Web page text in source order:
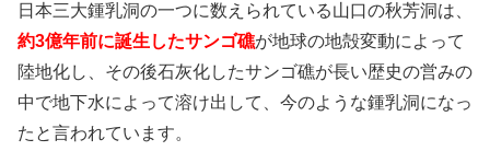
日本三大鍾乳洞の一つに数えられている山口の秋芳洞は、
約3億年前に誕生したサンゴ礁が地球の地殻変動によって
陸地化し、その後石灰化したサンゴ礁が長い歴史の営みの
中で地下水によって溶け出して、今のような鍾乳洞になっ
たと言われています。